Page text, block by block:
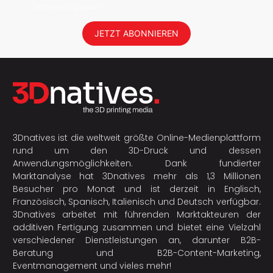
JETZT ABONNIEREN
3Dnatives ist die weltweit größte Online-Medienplattform
rund um den 3D-Druck und dessen
Anwendungsmöglichkeiten. Dank fundierter
Marktanalyse hat 3Dnatives mehr als 1,3 Millionen
Besucher pro Monat und ist derzeit in Englisch,
Französisch, Spanisch, Italienisch und Deutsch verfügbar.
3Dnatives arbeitet mit führenden Marktakteuren der
additiven Fertigung zusammen und bietet eine Vielzahl
verschiedener Dienstleistungen an, darunter B2B-
Beratung und B2B-Content-Marketing,
Eventmanagement und vieles mehr!